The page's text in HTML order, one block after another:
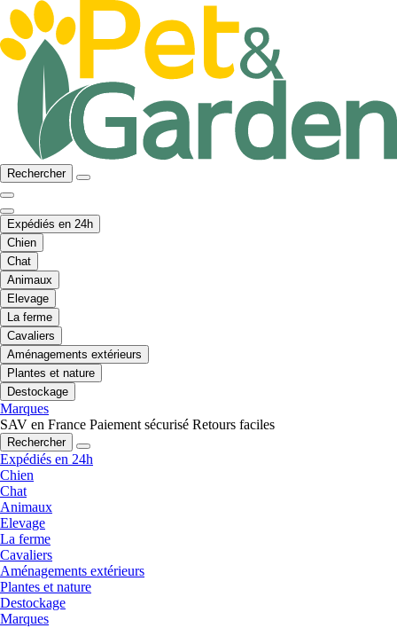
Rechercher
Expédiés en 24h
Chien
Chat
Animaux
Elevage
La ferme
Cavaliers
Aménagements extérieurs
Plantes et nature
Destockage
Marques
SAV en France Paiement sécurisé Retours faciles
Rechercher
Expédiés en 24h
Chien
Chat
Animaux
Elevage
La ferme
Cavaliers
Aménagements extérieurs
Plantes et nature
Destockage
Marques